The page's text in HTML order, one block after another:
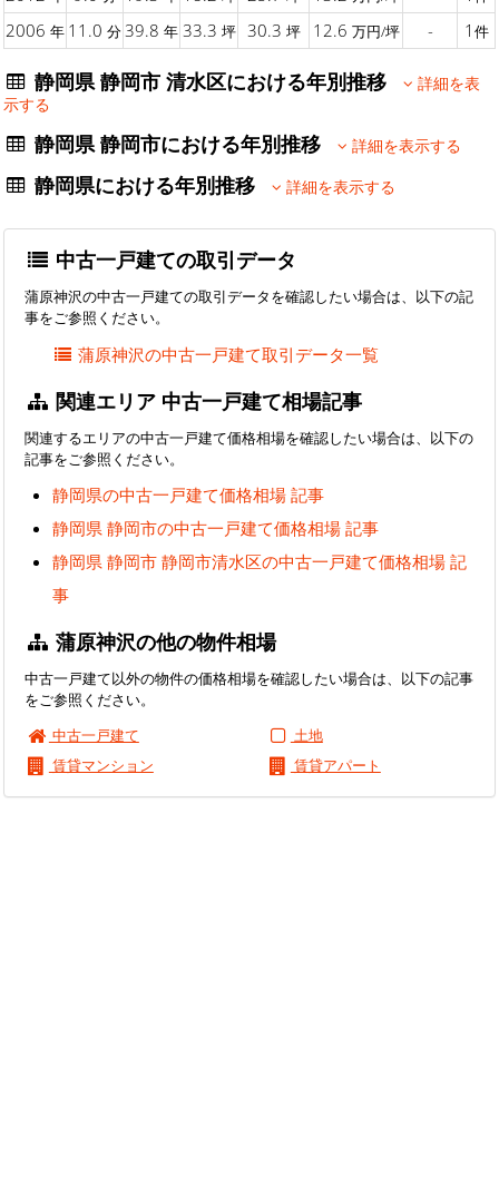
2006 年 11.0 分39.8 年 33.3 坪 30.3 坪 12.6 万円/坪 - 1 件
静岡県 静岡市 清水区における年別推移
詳細を表
示する
静岡県 静岡市における年別推移 詳細を表示する
静岡県における年別推移 詳細を表示する
中古一戸建ての取引データ
蒲原神沢の中古一戸建ての取引データを確認したい場合は、以下の記
事をご参照ください。
蒲原神沢の中古一戸建て取引データ一覧
関連エリア 中古一戸建て相場記事
関連するエリアの中古一戸建て価格相場を確認したい場合は、以下の
記事をご参照ください。
静岡県の中古一戸建て価格相場 記事
静岡県 静岡市の中古一戸建て価格相場 記事
静岡県 静岡市 静岡市清水区の中古一戸建て価格相場 記
事
蒲原神沢の他の物件相場
中古一戸建て以外の物件の価格相場を確認したい場合は、以下の記事
をご参照ください。
中古一戸建て
土地
賃貸マンション
賃貸アパート